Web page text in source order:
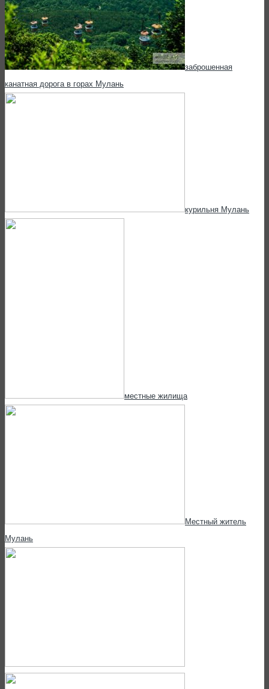
заброшенная
канатная дорога в горах Мулань
курильня Мулань
местные жилища
Местный житель
Мулань